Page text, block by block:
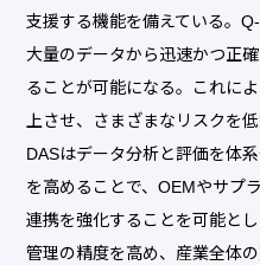
支援する機能を備えている。
大量のデータから迅速かつ正
ることが可能になる。これに
上させ、さまざまなリスクを
DASはデータ分析と評価を体
を高めることで、OEMやサプ
連携を強化することを可能と
管理の精度を高め、産業全体